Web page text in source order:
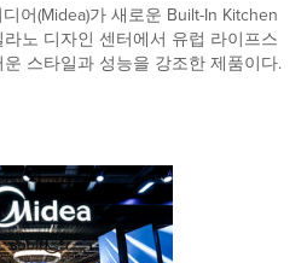
어(Midea)가 새로운 Built-In Kitchen
노 디자인 센터에서 유럽 라이프스
스타일과 성능을 강조한 제품이다.